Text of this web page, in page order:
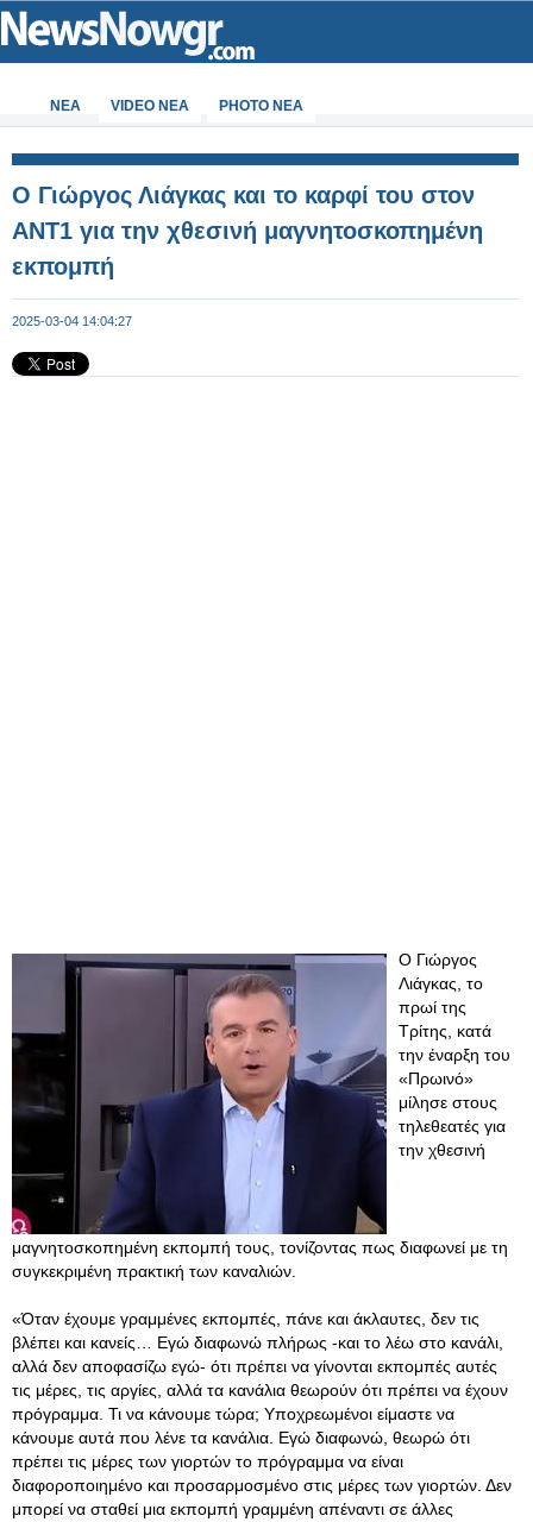
ΝΕΑ VIDEO NEA PHOTO NEA
Ο Γιώργος Λιάγκας και το καρφί του στον
ΑΝΤ1 για την χθεσινή μαγνητοσκοπημένη
εκπομπή
2025-03-04 14:04:27
Ο Γιώργος
Λιάγκας, το
πρωί της
Τρίτης, κατά
την έναρξη του
«Πρωινό»
μίλησε στους
τηλεθεατές για
την χθεσινή
μαγνητοσκοπημένη εκπομπή τους, τονίζοντας πως διαφωνεί με τη
συγκεκριμένη πρακτική των καναλιών.
«Όταν έχουμε γραμμένες εκπομπές, πάνε και άκλαυτες, δεν τις
βλέπει και κανείς… Εγώ διαφωνώ πλήρως -και το λέω στο κανάλι,
αλλά δεν αποφασίζω εγώ- ότι πρέπει να γίνονται εκπομπές αυτές
τις μέρες, τις αργίες, αλλά τα κανάλια θεωρούν ότι πρέπει να έχουν
πρόγραμμα. Τι να κάνουμε τώρα; Υποχρεωμένοι είμαστε να
κάνουμε αυτά που λένε τα κανάλια. Εγώ διαφωνώ, θεωρώ ότι
πρέπει τις μέρες των γιορτών το πρόγραμμα να είναι
διαφοροποιημένο και προσαρμοσμένο στις μέρες των γιορτών. Δεν
μπορεί να σταθεί μια εκπομπή γραμμένη απέναντι σε άλλες